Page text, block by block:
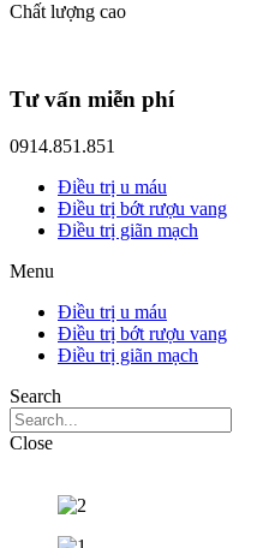
Chất lượng cao
Tư vấn miễn phí
0914.851.851
Điều trị u máu
Điều trị bớt rượu vang
Điều trị giãn mạch
Menu
Điều trị u máu
Điều trị bớt rượu vang
Điều trị giãn mạch
Search
Close